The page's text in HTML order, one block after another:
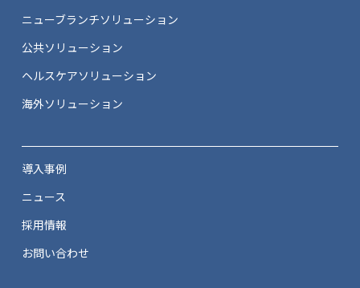
ニューブランチソリューション
公共ソリューション
ヘルスケアソリューション
海外ソリューション
導入事例
ニュース
採用情報
お問い合わせ